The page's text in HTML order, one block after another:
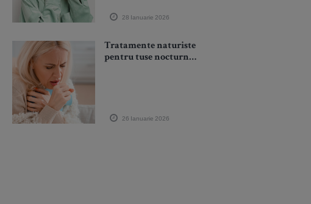
28 Ianuarie 2026
Tratamente naturiste
pentru tuse nocturnă:
26 Ianuarie 2026